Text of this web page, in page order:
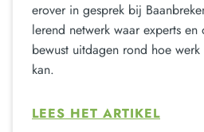
erover in gesprek bij
lerend netwerk waar experts en
bewust uitdagen rond hoe
kan.
LEES HET ARTIKEL